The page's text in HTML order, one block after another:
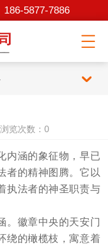
186-5877-7886
览次数：0
内涵的象征物，早已
者的精神图腾。它以
执法者的神圣职责与
。徽章中央的天安门
绕的橄榄枝，寓意着